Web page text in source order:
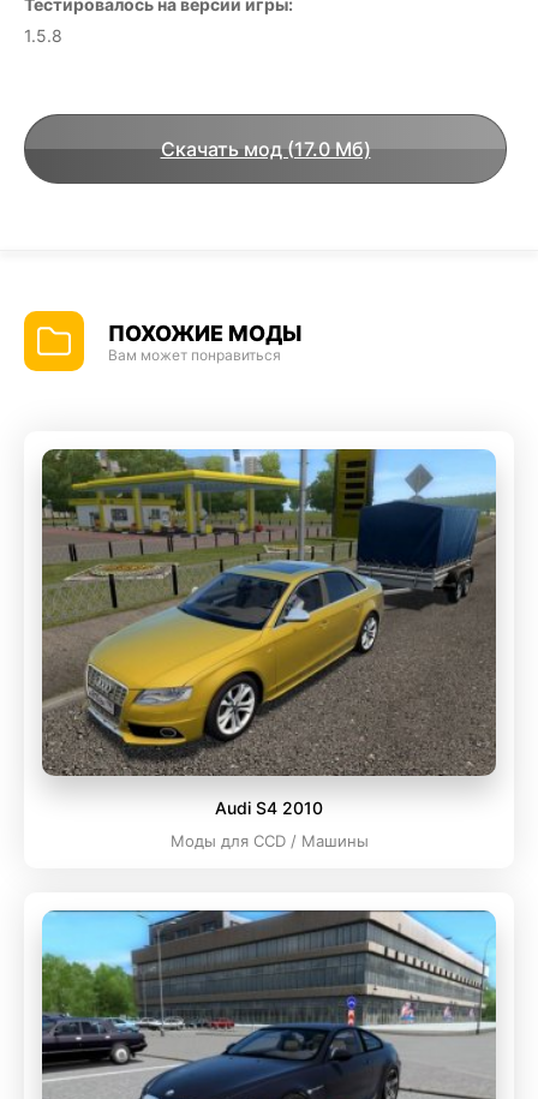
Тестировалось на версии игры:
1.5.8
Скачать мод (17.0 Мб)
ПОХОЖИЕ МОДЫ
Вам может понравиться
Audi S4 2010
Моды для CCD / Машины